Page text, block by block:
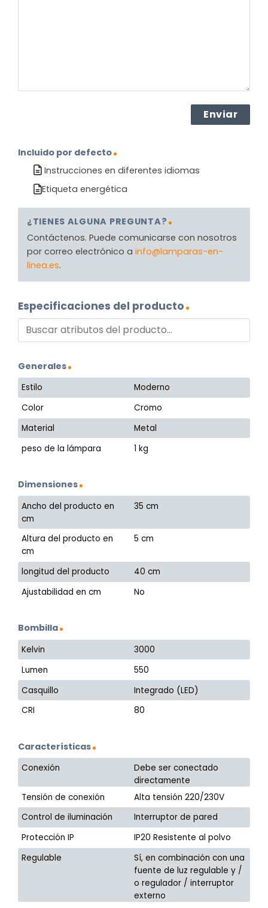
Incluido por defecto
Instrucciones en diferentes idiomas
Etiqueta energética
¿TIENES ALGUNA PREGUNTA?
Contáctenos. Puede comunicarse con nosotros
por correo electrónico a info@lamparas-en-
linea.es.
Especificaciones del producto
Generales
Estilo
Moderno
Color
Cromo
Material
Metal
peso de la lámpara
1 kg
Dimensiones
Ancho del producto en
cm
35 cm
Altura del producto en
cm
5 cm
longitud del producto
40 cm
Ajustabilidad en cm
No
Bombilla
Kelvin
3000
Lumen
550
Casquillo
Integrado (LED)
CRI
80
Características
Conexión
Debe ser conectado
directamente
Tensión de conexión
Alta tensión 220/230V
Control de iluminación
Interruptor de pared
Protección IP
IP20 Resistente al polvo
Regulable
Sí, en combinación con una
fuente de luz regulable y /
o regulador / interruptor
externo